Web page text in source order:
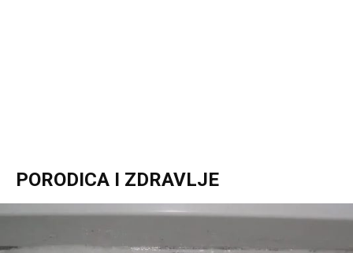
PORODICA I ZDRAVLJE